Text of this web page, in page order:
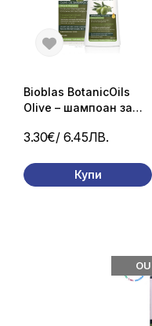
3.30€/ 6.45ЛВ.
Bioblas BotanicOils
Olive – шампоан за
с маслинов екстракт,
Купи